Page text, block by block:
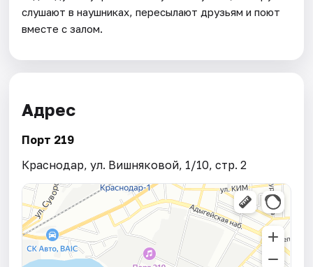
слушают в наушниках, пересылают друзьям и поют
вместе с залом.
Адрес
Порт 219
Краснодар, ул. Вишняковой, 1/10, стр. 2